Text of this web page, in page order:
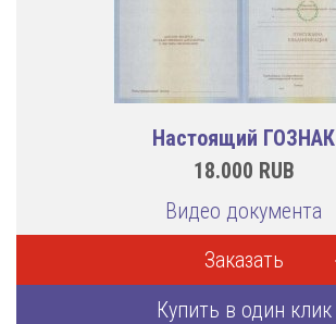
Настоящий ГОЗНАК
18.000 RUB
Видео документа
Заказать
Купить в один клик